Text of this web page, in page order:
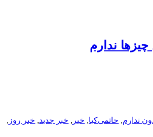
ندارم
ندارم, حاتمی‌کیا, خبر , خبر جدید, خبر روز ,